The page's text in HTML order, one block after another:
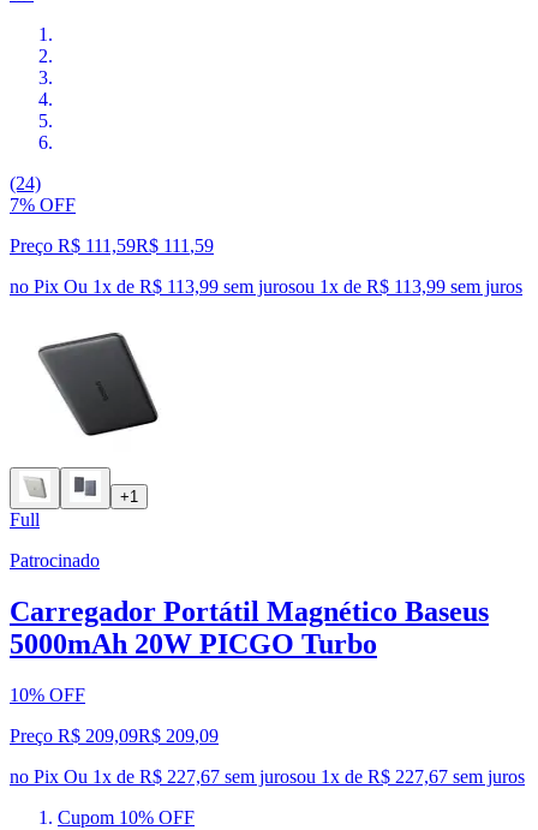
(24)
7% OFF
Preço R$ 111,59R$ 111 ,59
no Pix Ou 1x de R$ 113,99 sem jurosou 1x de R$ 113,99 sem juros
+1
Full
Patrocinado
Carregador Portátil Magnético Baseus
5000mAh 20W PICGO Turbo
10% OFF
Preço R$ 209,09R$ 209,09
no Pix Ou 1x de R$ 227,67 sem jurosou 1x de R$ 227,67 sem juros
Cupom 10% OFF